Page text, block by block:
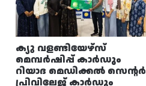
ക്യു വളണ്ടിയേഴ്‌സ്
മെമ്പർഷിപ്പ് കാർഡും
റിയാദ മെഡിക്കൽ സെന്റർ
പ്രിവിലേജ് കാർഡും